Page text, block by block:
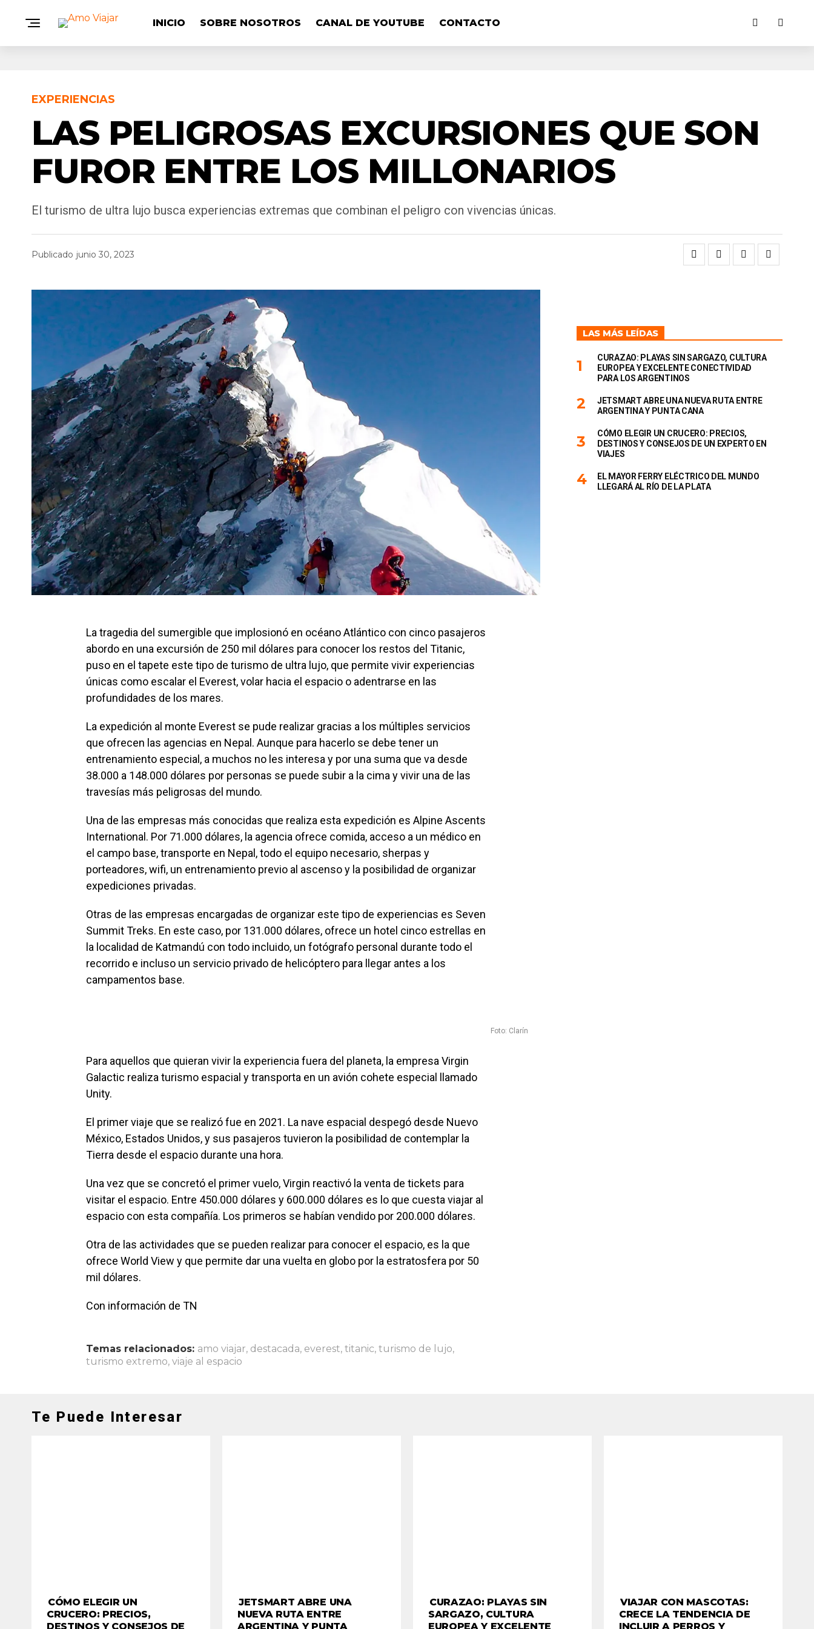
INICIO SOBRE NOSOTROS CANAL DE YOUTUBE CONTACTO
EXPERIENCIAS
LAS PELIGROSAS EXCURSIONES QUE SON
FUROR ENTRE LOS MILLONARIOS
El turismo de ultra lujo busca experiencias extremas que combinan el peligro con vivencias únicas.
Publicado junio 30, 2023
La tragedia del sumergible que implosionó en océano Atlántico con cinco pasajeros
abordo en una excursión de 250 mil dólares para conocer los restos del Titanic,
puso en el tapete este tipo de turismo de ultra lujo, que permite vivir experiencias
únicas como escalar el Everest, volar hacia el espacio o adentrarse en las
profundidades de los mares.
La expedición al monte Everest se pude realizar gracias a los múltiples servicios
que ofrecen las agencias en Nepal. Aunque para hacerlo se debe tener un
entrenamiento especial, a muchos no les interesa y por una suma que va desde
38.000 a 148.000 dólares por personas se puede subir a la cima y vivir una de las
travesías más peligrosas del mundo.
Una de las empresas más conocidas que realiza esta expedición es Alpine Ascents
International. Por 71.000 dólares, la agencia ofrece comida, acceso a un médico en
el campo base, transporte en Nepal, todo el equipo necesario, sherpas y
porteadores, wifi, un entrenamiento previo al ascenso y la posibilidad de organizar
expediciones privadas.
Otras de las empresas encargadas de organizar este tipo de experiencias es Seven
Summit Treks. En este caso, por 131.000 dólares, ofrece un hotel cinco estrellas en
la localidad de Katmandú con todo incluido, un fotógrafo personal durante todo el
recorrido e incluso un servicio privado de helicóptero para llegar antes a los
campamentos base.
Foto: Clarín
Para aquellos que quieran vivir la experiencia fuera del planeta, la empresa Virgin
Galactic realiza turismo espacial y transporta en un avión cohete especial llamado
Unity.
El primer viaje que se realizó fue en 2021. La nave espacial despegó desde Nuevo
México, Estados Unidos, y sus pasajeros tuvieron la posibilidad de contemplar la
Tierra desde el espacio durante una hora.
Una vez que se concretó el primer vuelo, Virgin reactivó la venta de tickets para
visitar el espacio. Entre 450.000 dólares y 600.000 dólares es lo que cuesta viajar al
espacio con esta compañía. Los primeros se habían vendido por 200.000 dólares.
Otra de las actividades que se pueden realizar para conocer el espacio, es la que
ofrece World View y que permite dar una vuelta en globo por la estratosfera por 50
mil dólares.
Con información de TN
Temas relacionados: amo viajar, destacada, everest, titanic, turismo de lujo,
turismo extremo, viaje al espacio
LAS MÁS LEÍDAS
CURAZAO: PLAYAS SIN SARGAZO, CULTURA
EUROPEA Y EXCELENTE CONECTIVIDAD
PARA LOS ARGENTINOS
JETSMART ABRE UNA NUEVA RUTA ENTRE
ARGENTINA Y PUNTA CANA
CÓMO ELEGIR UN CRUCERO: PRECIOS,
DESTINOS Y CONSEJOS DE UN EXPERTO EN
VIAJES
EL MAYOR FERRY ELÉCTRICO DEL MUNDO
LLEGARÁ AL RÍO DE LA PLATA
Te Puede Interesar
CÓMO ELEGIR UN
CRUCERO: PRECIOS,
DESTINOS Y CONSEJOS DE
JETSMART ABRE UNA
NUEVA RUTA ENTRE
ARGENTINA Y PUNTA
CURAZAO: PLAYAS SIN
SARGAZO, CULTURA
EUROPEA Y EXCELENTE
VIAJAR CON MASCOTAS:
CRECE LA TENDENCIA DE
INCLUIR A PERROS Y